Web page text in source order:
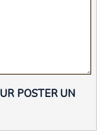
POSTER UN